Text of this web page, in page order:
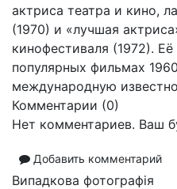
актриса театра и кино,
(1970) и «лучшая
кинофестиваля (1972).
популярных фильмах
международную
Комментарии (0)
Нет комментариев. Ваш
Добавить комментарий
Випадкова фотографія